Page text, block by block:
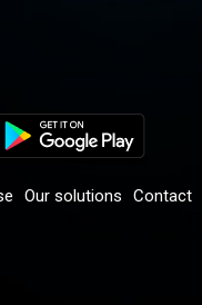
Our solutions Contact